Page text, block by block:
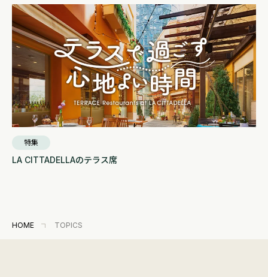
特集
LA CITTADELLAのテラス席
HOME TOPICS